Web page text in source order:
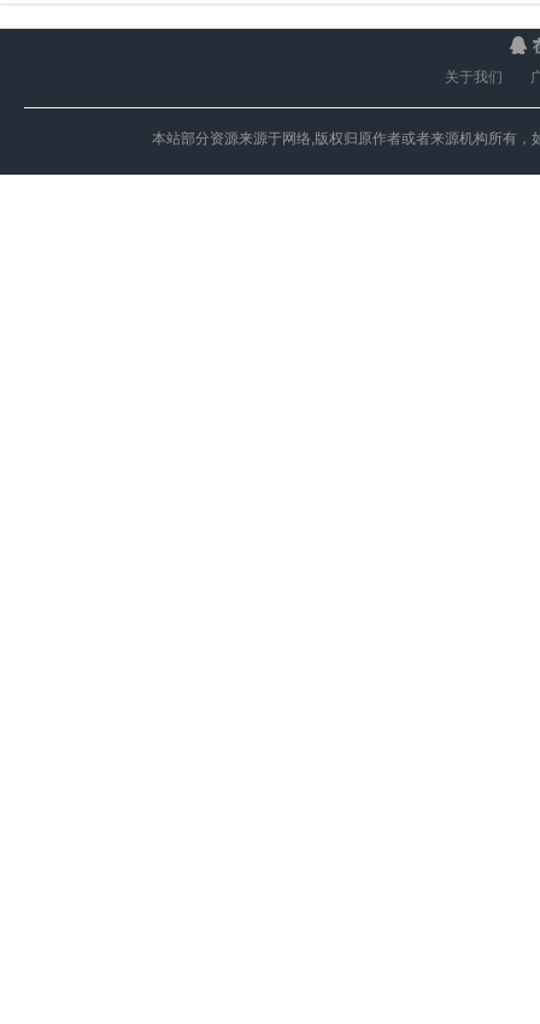
关于我们
本站部分资源来源于网络,版权归原作者或者来源机构所有